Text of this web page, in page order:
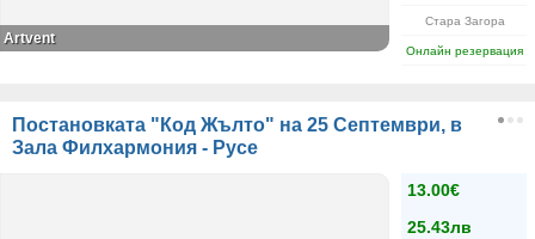
Стара Загора
Онлайн резервация
Artvent
Постановката "Код Жълто" на 25 Септември, в
Зала Филхармония - Русе
13.00€
25.43лв